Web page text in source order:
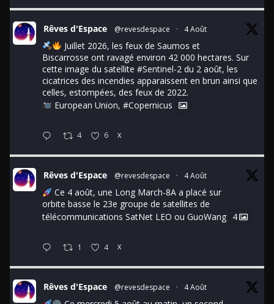
Rêves d'Espace @revesdespace · 4 Août
Juillet 2026, les feux de Saumos et
Biscarrosse ont ravagé environ 42 000 hectares. Sur
cette image du satellite #Sentinel-2 du 2 août, les
cicatrices des incendies apparaissent en brun ainsi que
celles, estompées, des feux de 2022.
European Union, #Copernicus
4 6 X
Rêves d'Espace @revesdespace · 4 Août
Ce 4 août, une Long March-8A a placé sur
orbite basse le 23e groupe de satellites de
télécommunications SatNet LEO ou GuoWang 4
1 4 X
Rêves d'Espace @revesdespace · 4 Août